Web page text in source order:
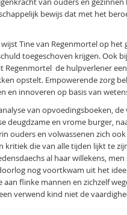
bewijs dat met het
Tine van Regenmortel op het
toegeschoven krijgen. Ook
de hulpverlener
opstelt. Empowerende zorg
en innoveren op basis van
van opvoedingsboeken,
deugdzame en vrome burger,
ouders en volwassenen zich
kritiek die van alle tijden lijkt te
al haar willekens,
nog voortkwam uit het
flinke mannen en zichzelf
verwend kind niet de